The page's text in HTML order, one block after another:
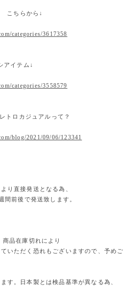
こちらから↓
categories/3617358
アイテム↓
categories/3558579
トロカジュアルって？
blog/2021/09/06/123341
り直接発送となる為、
間前後で発送致します。
商品在庫切れにより
いただく恐れもございますので、予めご
す。日本製とは検品基準が異なる為、